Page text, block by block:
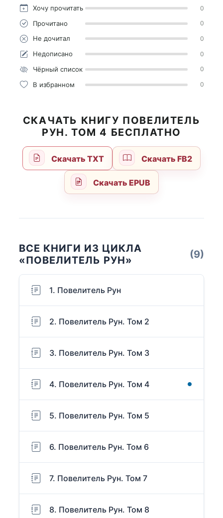
Хочу прочитать 0
Прочитано 0
Не дочитал 0
Недописано 0
Чёрный список 0
В избранном 0
СКАЧАТЬ КНИГУ ПОВЕЛИТЕЛЬ
РУН. ТОМ 4 БЕСПЛАТНО
Скачать TXT Скачать FB2
Скачать EPUB
ВСЕ КНИГИ ИЗ ЦИКЛА
«ПОВЕЛИТЕЛЬ РУН»
(9)
1. Повелитель Рун
2. Повелитель Рун. Том 2
3. Повелитель Рун. Том 3
4. Повелитель Рун. Том 4
5. Повелитель Рун. Том 5
6. Повелитель Рун. Том 6
7. Повелитель Рун. Том 7
8. Повелитель Рун. Том 8